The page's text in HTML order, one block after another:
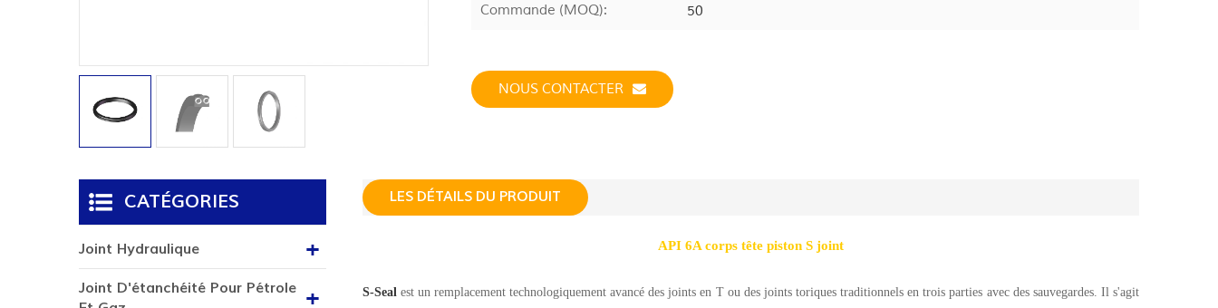
Commande (MOQ):
50
NOUS CONTACTER
LES DÉTAILS DU PRODUIT
API 6A corps tête piston S joint
S-Seal est un remplacement technologiquement avancé des joints en T ou des joints toriques traditionnels en trois parties avec des sauvegardes. Il s'agit
CATÉGORIES
Joint Hydraulique
Joint D'étanchéité Pour Pétrole